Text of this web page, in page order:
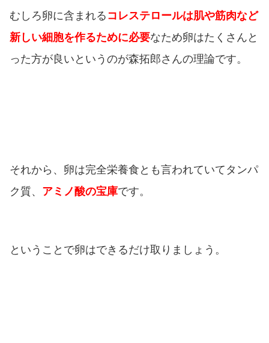
むしろ卵に含まれる コレステロールは肌や筋肉など
新しい細胞を作るために必要なため卵はたくさんと
った方が良いというのが森拓郎さんの理論です。
それから、卵は完全栄養食とも言われていてタンパ
ク質、 アミノ酸の宝庫です。
ということで卵はできるだけ取りましょう。